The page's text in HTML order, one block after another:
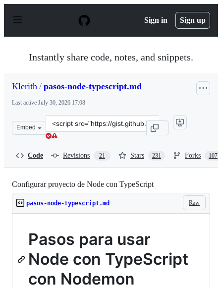
p
Sign in Sign up
Instantly share code, notes, and snippets.
Klerith / pasos-node-typescript.md
Last active July 30, 2026 17:08
Embed
Clone
this
Code Revisions 21 Stars 231 Forks 107
Configurar proyecto de Node con TypeScript
Raw
pasos-node-typescript.md
Pasos para usar
Node con TypeScript
con Nodemon